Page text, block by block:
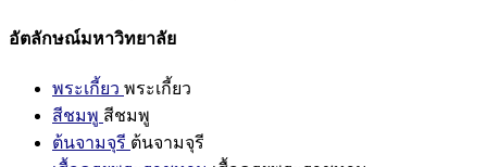
อัตลักษณ์มหาวิทยาลัย
พระเกี้ยว พระเกี้ยว
สีชมพู สีชมพู
ต้นจามจุรี ต้นจามจุรี